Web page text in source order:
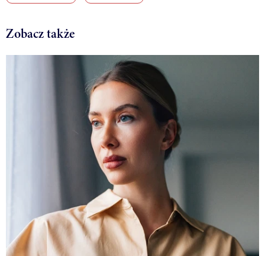
Zobacz także